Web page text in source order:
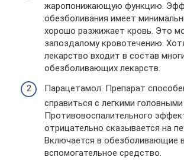
жаропонижающую функцию.
обезболивания имеет
хорошо разжижает кровь. Это
запоздалому кровотечению.
лекарство входит в состав
обезболивающих лекарств.
Парацетамол. Препарат
справиться с легкими
Противовоспалительного
отрицательно сказывается на
Включается в обезболивающие
вспомогательное средство.